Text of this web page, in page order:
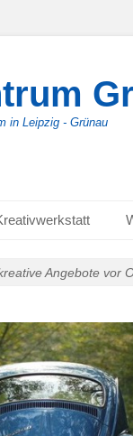
in Leipzig - Grünau
Angebote vor